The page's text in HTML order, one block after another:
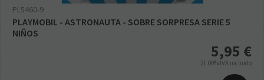
PL5460-9
PLAYMOBIL - ASTRONAUTA - SOBRE SORPRESA SERIE 5
NIÑOS
5,95 €
21.00% IVA incluido